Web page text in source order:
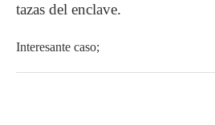
tazas del enclave.
Interesante caso;
se puede
Este archivo de